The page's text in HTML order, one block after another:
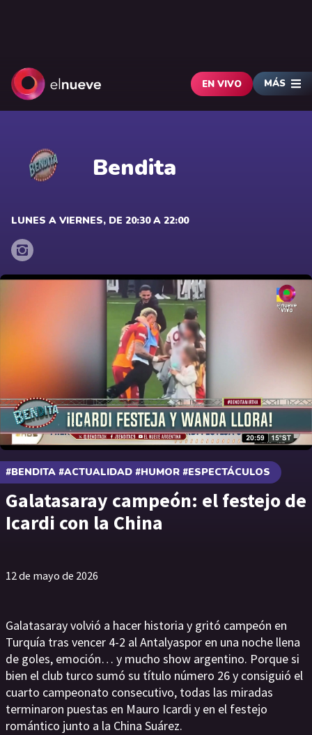
EN VIVO MÁS
Bendita
LUNES A VIERNES, DE 20:30 A 22:00
#BENDITA #ACTUALIDAD #HUMOR #ESPECTÁCULOS
Galatasaray campeón: el festejo de
Icardi con la China
12 de mayo de 2026
Galatasaray volvió a hacer historia y gritó campeón en
Turquía tras vencer 4-2 al Antalyaspor en una noche llena
de goles, emoción… y mucho show argentino. Porque si
bien el club turco sumó su título número 26 y consiguió el
cuarto campeonato consecutivo, todas las miradas
terminaron puestas en Mauro Icardi y en el festejo
romántico junto a la China Suárez.